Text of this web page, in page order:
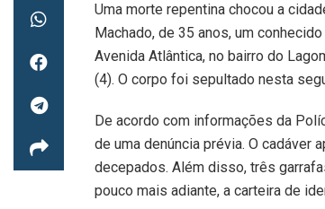
Uma morte repentina chocou a
Machado, de 35 anos, um
Avenida Atlântica, no bairro do
(4). O corpo foi sepultado nesta
De acordo com informações da
de uma denúncia prévia. O cadáver
decepados. Além disso, três
pouco mais adiante, a carteira de